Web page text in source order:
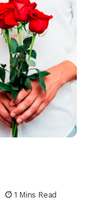
1 Mins Read